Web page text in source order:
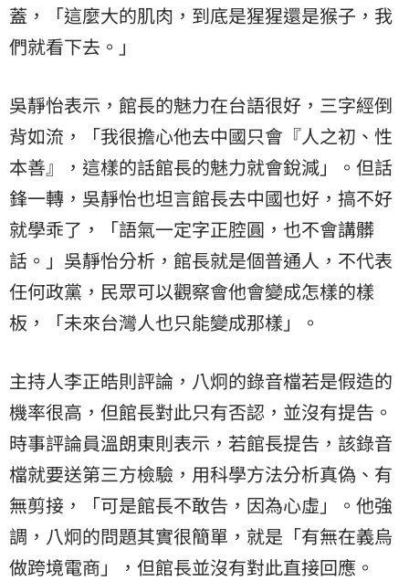
蓋，「這麼大的肌肉，到底是猩猩還是猴子，我
們就看下去。」
吳靜怡表示，館長的魅力在台語很好，三字經倒
背如流，「我很擔心他去中國只會『人之初、性
本善』，這樣的話館長的魅力就會銳減」。但話
鋒一轉，吳靜怡也坦言館長去中國也好，搞不好
就學乖了，「語氣一定字正腔圓，也不會講髒
話。」吳靜怡分析，館長就是個普通人，不代表
任何政黨，民眾可以觀察會他會變成怎樣的樣
板，「未來台灣人也只能變成那樣」。
主持人李正皓則評論，八炯的錄音檔若是假造的
機率很高，但館長對此只有否認，並沒有提告。
時事評論員溫朗東則表示，若館長提告，該錄音
檔就要送第三方檢驗，用科學方法分析真偽、有
無剪接，「可是館長不敢告，因為心虛」。他強
調，八炯的問題其實很簡單，就是「有無在義烏
做跨境電商」，但館長並沒有對此直接回應。